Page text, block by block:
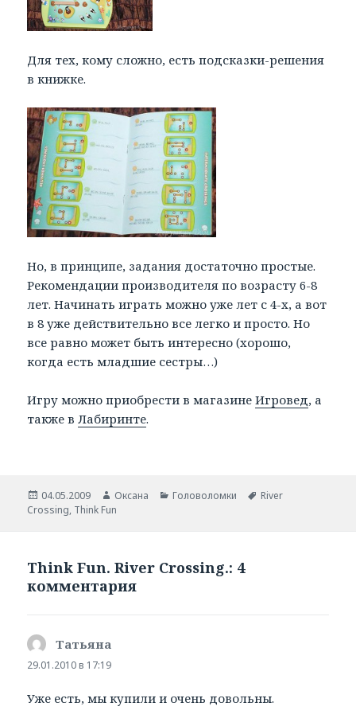
Для тех, кому сложно, есть подсказки-решения
в книжке.
Но, в принципе, задания достаточно простые.
Рекомендации производителя по возрасту 6-8
лет. Начинать играть можно уже лет с 4-х, а вот
в 8 уже действительно все легко и просто. Но
все равно может быть интересно (хорошо,
когда есть младшие сестры…)
Игру можно приобрести в магазинеИгровед, а
также вЛабиринте.
Опубликовано
04.05.2009 Автор
Оксана Рубрики
Головоломки Метки
River
Crossing, Think Fun
Think Fun. River Crossing.: 4
комментария
Татьяна
29.01.2010 в 17:19
Уже есть, мы купили и очень довольны.